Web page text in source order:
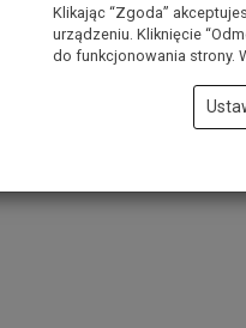
Klikając “Zgoda”
urządzeniu. Kliknięcie
do funkcjonowania strony.